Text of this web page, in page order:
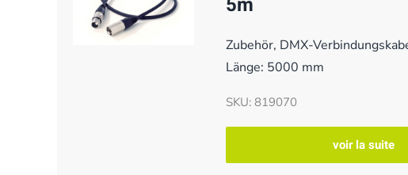
Zubehör, DMX-
Länge: 5000 mm
SKU: 819070
voir la suite